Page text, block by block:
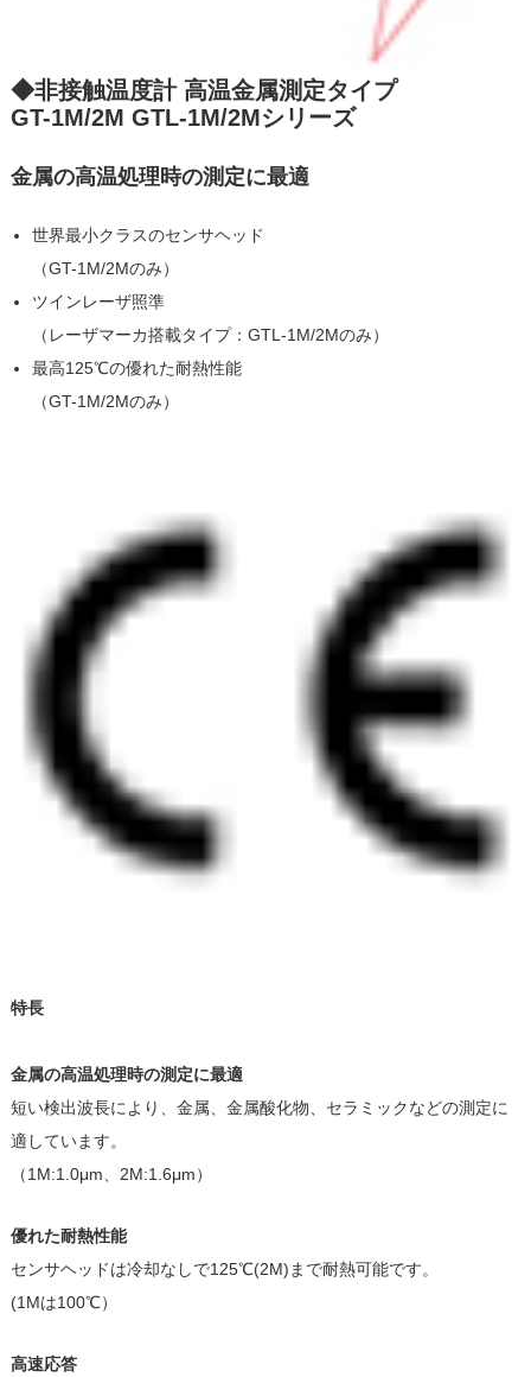
◆非接触温度計 高温金属測定タイプ
GT-1M/2M GTL-1M/2Mシリーズ
金属の高温処理時の測定に最適
世界最小クラスのセンサヘッド
（GT-1M/2Mのみ）
ツインレーザ照準
（レーザマーカ搭載タイプ：GTL-1M/2Mのみ）
最高125℃の優れた耐熱性能
（GT-1M/2Mのみ）
特長
金属の高温処理時の測定に最適
短い検出波長により、金属、金属酸化物、セラミックなどの測定に
適しています。
（1M:1.0μm、2M:1.6μm）
優れた耐熱性能
センサヘッドは冷却なしで125℃(2M)まで耐熱可能です。
(1Mは100℃）
高速応答